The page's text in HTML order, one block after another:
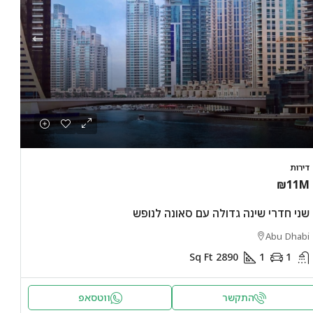
דירות
₪11M
שני חדרי שינה גדולה עם סאונה לנופש
Abu Dhabi
1
1
2890
Sq Ft
התקשר ווטסאפ
לנופש
₪35M
דירת חדר עם מרפסת לים לנופש בלבד